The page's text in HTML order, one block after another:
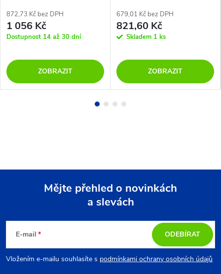
872,73 Kč bez DPH
1 056 Kč
Dostupnost 14 až 30 dní
ZOBRAZIT
679,01 Kč bez DPH
821,60 Kč
Skladem 1 ks
ZOBRAZIT
p
Mějte přehled o novinkách
a slevách
E-mail
Vložením e-mailu souhlasíte s podmínkami ochrany osobních údajů
ODEBÍRAT